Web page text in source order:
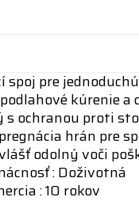
spoj pre
kúrenie a
s ochranou proti
hrán pre
odolný voči
: Doživotná
: 10 rokov